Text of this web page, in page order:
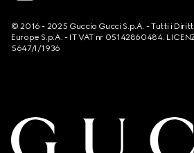
© 2016 - 2025 Guccio Gucci S.p.A. - Tutti i
Europe S.p.A. - IT VAT nr 05142860484.
5647/I/1936